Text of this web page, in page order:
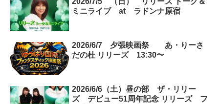
ミニライブ at ラドンナ原宿
2026/6/7 夕張映画祭 あ・りーさ
だの杜 リリーズ 13:30〜
2026/6/6（土）昼の部 ザ・リリー
ズ デビュー51周年記念 リリーズ フ